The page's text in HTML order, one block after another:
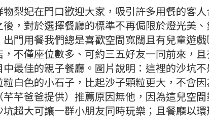
梨妃在門口歡迎大家，吸引許多用餐的客
，對於選擇餐廳的標準不再侷限於燈光美
門用餐我們總是喜歡空間寬闊且有兒童遊
不僅座位數多、可約三五好友一同前來，
最佳的親子餐廳。圖片說明：這裡的沙坑
白色的小石子，比起沙子顆粒更大，不會
芊爸爸提供）推薦原因無他，因為這兒空
超大可讓一群小朋友同時玩樂；且餐廳以環